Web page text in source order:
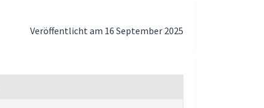
Veröffentlicht am 16 September 2025